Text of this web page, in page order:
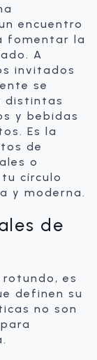
encuentro
fomentar la
A
invitados
se
distintas
y bebidas
Es la
de
o
círculo
y moderna.
de
es
definen su
no son